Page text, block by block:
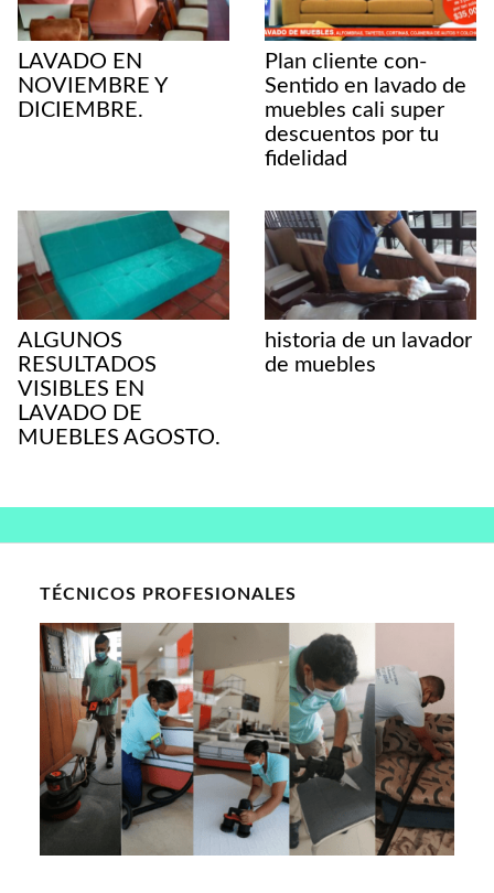
LAVADO EN
NOVIEMBRE Y
DICIEMBRE.
Plan cliente con-
Sentido en lavado de
muebles cali super
descuentos por tu
fidelidad
ALGUNOS
RESULTADOS
VISIBLES EN
LAVADO DE
MUEBLES AGOSTO.
historia de un lavador
de muebles
TÉCNICOS PROFESIONALES